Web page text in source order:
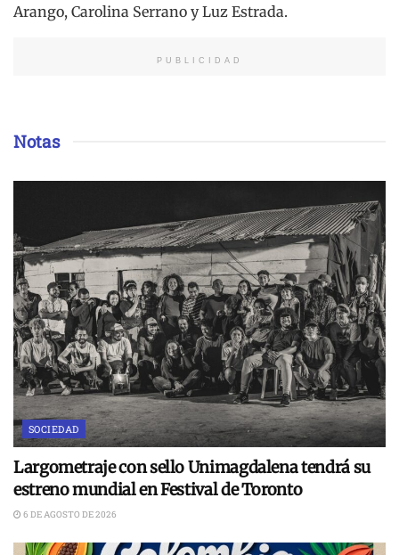
Arango, Carolina Serrano y Luz Estrada.
PUBLICIDAD
Notas
SOCIEDAD
Largometraje con sello Unimagdalena tendrá su
estreno mundial en Festival de Toronto
6 DE AGOSTO DE 2026